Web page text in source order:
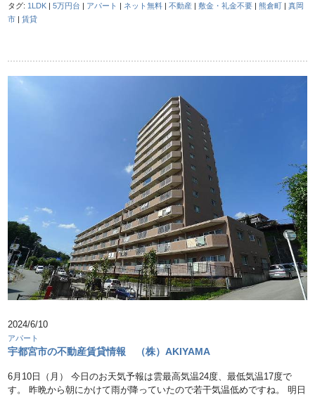
タグ: 1LDK |5万円台 | アパート | ネット無料 |不動産 |敷金・礼金不要 |熊倉町 |真岡
市 |賃貸
2024/6/10
アパート
宇都宮市の不動産賃貸情報 （株）AKIYAMA
6月10日（月） 今日のお天気予報は雲最高気温24度、最低気温17度で
す。 昨晩から朝にかけて雨が降っていたので若干気温低めですね。 明日